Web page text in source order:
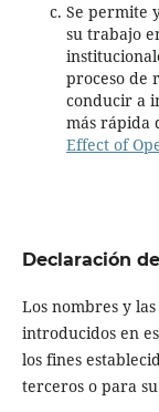
Se permite
su trabajo
proceso de
conducir a
más rápida
Effect of
Declaración
Los nombres y
introducidos en
los fines
terceros o para